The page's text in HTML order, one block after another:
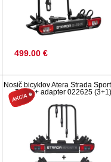
499.00 €
Nosič bicyklov Atera Strada
Black + adapter 022625